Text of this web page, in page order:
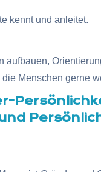
kennt und anleitet.
aufbauen,
Menschen gerne